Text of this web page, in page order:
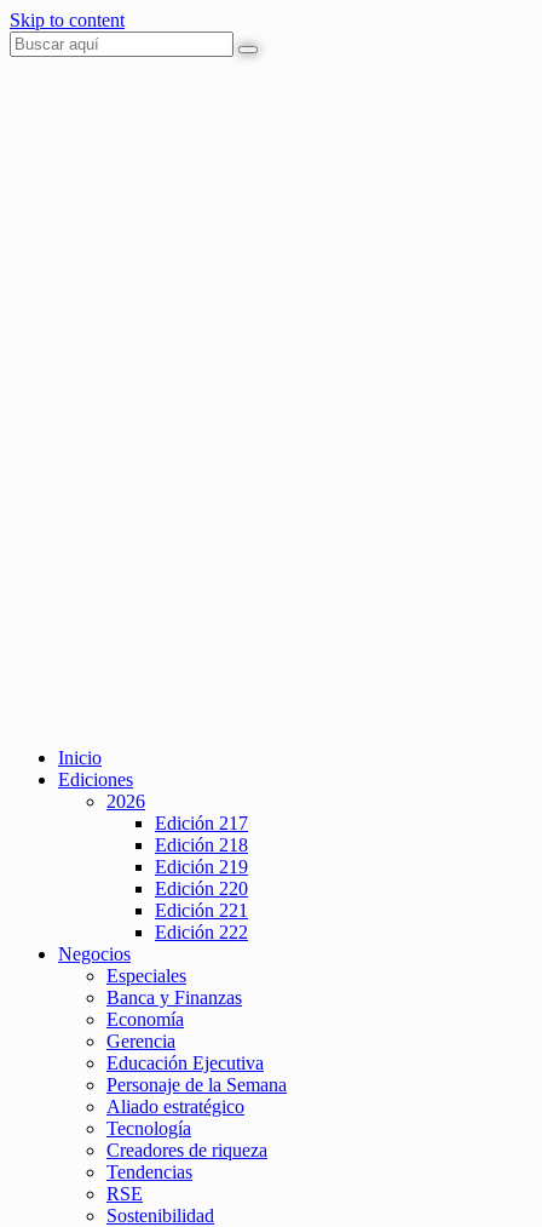
Skip to content
Inicio
Ediciones
2026
Edición 217
Edición 218
Edición 219
Edición 220
Edición 221
Edición 222
Negocios
Especiales
Banca y Finanzas
Economía
Gerencia
Educación Ejecutiva
Personaje de la Semana
Aliado estratégico
Tecnología
Creadores de riqueza
Tendencias
RSE
Sostenibilidad